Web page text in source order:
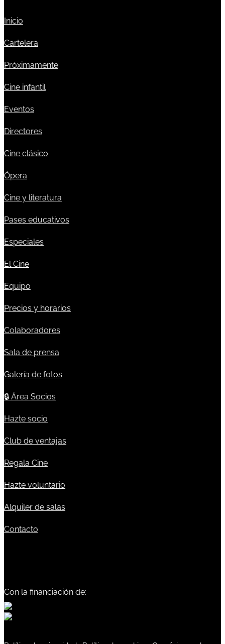
Inicio
Cartelera
Próximamente
Cine infantil
Eventos
Directores
Cine clásico
Ópera
Cine y literatura
Pases educativos
Especiales
El Cine
Equipo
Precios y horarios
Colaboradores
Sala de prensa
Galería de fotos
🔒 Área Socios
Hazte socio
Club de ventajas
Regala Cine
Hazte voluntario
Alquiler de salas
Contacto
Con la financiación de: